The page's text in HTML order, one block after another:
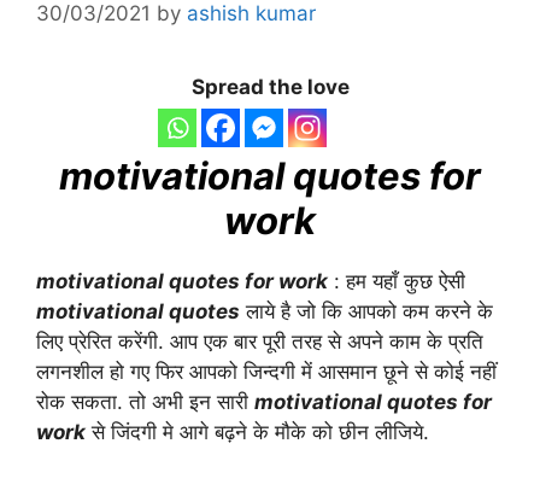
30/03/2021 by ashish kumar
Spread the love
motivational quotes for
work
motivational quotes for work : हम यहाँ कुछ ऐसी
motivational quotes लाये है जो कि आपको कम करने के
लिए प्रेरित करेंगी. आप एक बार पूरी तरह से अपने काम के प्रति
लगनशील हो गए फिर आपको जिन्दगी में आसमान छूने से कोई नहीं
रोक सकता. तो अभी इन सारी motivational quotes for
work से जिंदगी मे आगे बढ़ने के मौके को छीन लीजिये.